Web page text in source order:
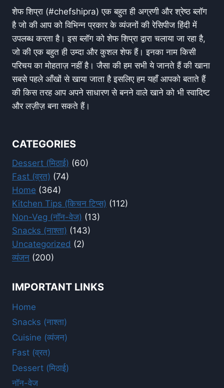
शेफ शिप्रा (#chefshipra) एक बहुत ही अग्रणी और श्रेष्ठ ब्लॉग
है जो की आप को विभिन्न प्रकार के व्यंजनों की रेसिपीज हिंदी में
उपलब्ध करता है। इस ब्लॉग को शेफ शिप्रा द्वारा चलाया जा रहा है,
जो की एक बहुत ही उम्दा और कुशल शेफ हैं। इनका नाम किसी
परिचय का मोहताज़ नहीं है। जैसा की हम सभी ये जानते हैं की खाना
सबसे पहले आँखों से खाया जाता है इसलिए हम यहाँ आपको बताते हैं
की किस तरह आप अपने साधारण से बनने वाले खाने को भी स्वादिष्ट
और लज़ीज़ बना सकते हैं।
CATEGORIES
Dessert (मिठाई) (60)
Fast (व्रत) (74)
Home (364)
Kitchen Tips (किचन टिप्स) (112)
Non-Veg (नॉन-वेज) (13)
Snacks (नाश्ता) (143)
Uncategorized (2)
व्यंजन (200)
IMPORTANT LINKS
Home
Snacks (नाश्ता)
Cuisine (व्यंजन)
Fast (व्रत)
Dessert (मिठाई)
नॉन-वेज